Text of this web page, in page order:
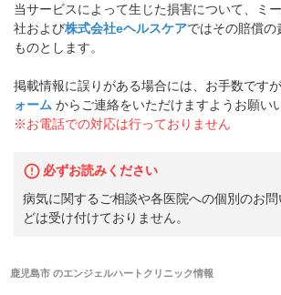
当サービスによって生じた損害について、ミ
社および株式会社eヘルスケアではその賠償
ものとします。
掲載情報に誤りがある場合には、お手数ですが
ォーム からご連絡をいただけますようお願い
※お電話での対応は行っておりません
必ずお読みください
病気に関するご相談や各医院への個別のお
どは受け付けておりません。
鹿児島市のエンジェルハートクリニック情報